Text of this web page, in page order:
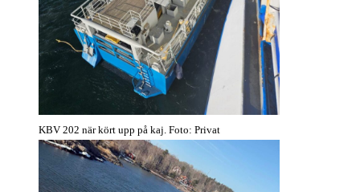
KBV 202 när kört upp på kaj. Foto: Privat